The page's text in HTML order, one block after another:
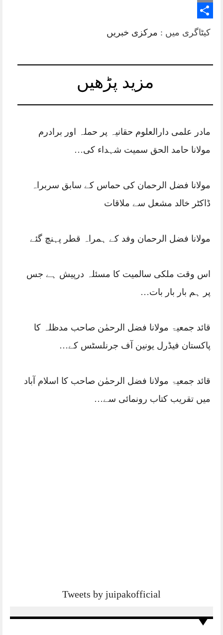
Email
کیٹاگری میں : مرکزی خبریں
مزید پڑھیں
مادر علمی دارالعلوم حقانیہ پر حملہ اور برادرم
مولانا حامد الحق سمیت شہداء کی…
مولانا فضل الرحمان کی حماس کے سابق سربراہ
ڈاکٹر خالد مشعل سے ملاقات
مولانا فضل الرحمان وفد کے ہمراہ قطر پہنچ گئے
اس وقت ملکی سالمیت کا مسئلہ درپیش ہے جس
پر ہم بار بار بات…
قائد جمعیۃ مولانا فضل الرحمٰن صاحب مدظلہ کا
پاکستان فیڈرل یونین آف جرنلسٹس کے…
قائد جمعیۃ مولانا فضل الرحمٰن صاحب کا اسلام آباد
میں تقریب کتاب رونمائی سے…
Tweets by juipakofficial